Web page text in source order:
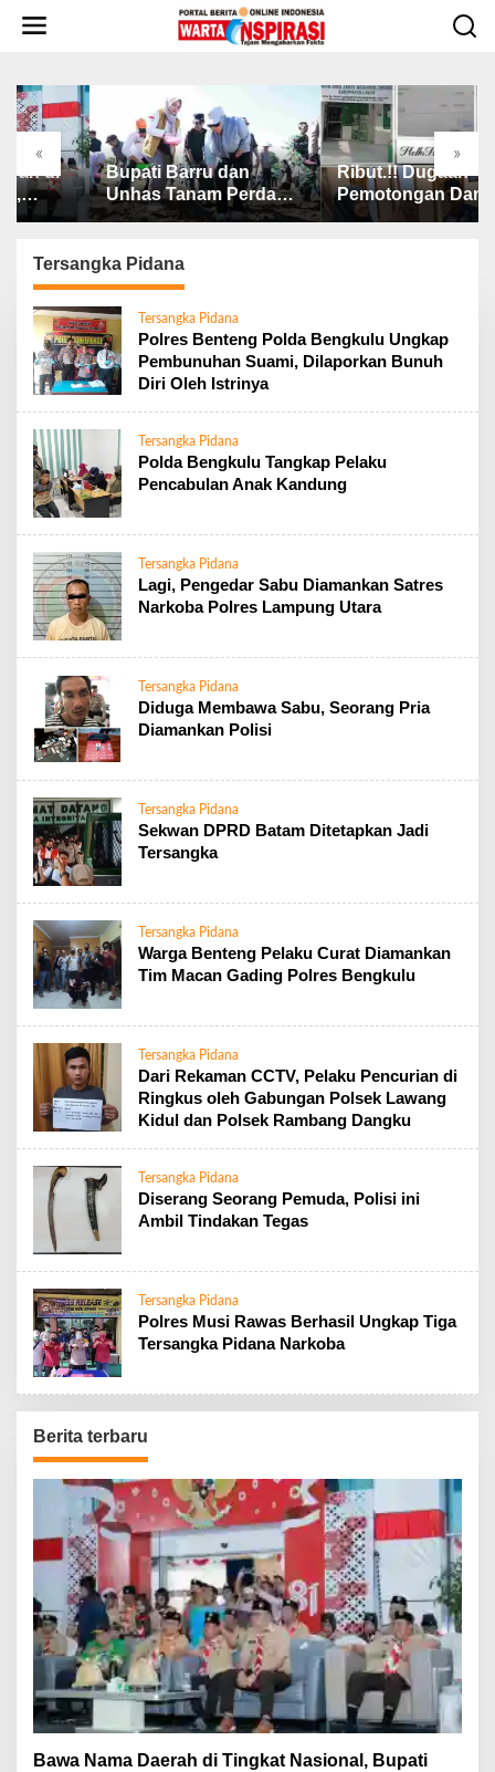
« »
Barru dan
Tanam Perdana
JJUH, Perkuat
Petani
Ribut.!! Dugaan
Pemotongan Dana
BAZNAS, Ini
Tersangka Pidana
Tersangka Pidana
Polres Benteng Polda Bengkulu Ungkap
Pembunuhan Suami, Dilaporkan Bunuh
Diri Oleh Istrinya
Tersangka Pidana
Polda Bengkulu Tangkap Pelaku
Pencabulan Anak Kandung
Tersangka Pidana
Lagi, Pengedar Sabu Diamankan Satres
Narkoba Polres Lampung Utara
Tersangka Pidana
Diduga Membawa Sabu, Seorang Pria
Diamankan Polisi
Tersangka Pidana
Sekwan DPRD Batam Ditetapkan Jadi
Tersangka
Tersangka Pidana
Warga Benteng Pelaku Curat Diamankan
Tim Macan Gading Polres Bengkulu
Tersangka Pidana
Dari Rekaman CCTV, Pelaku Pencurian di
Ringkus oleh Gabungan Polsek Lawang
Kidul dan Polsek Rambang Dangku
Tersangka Pidana
Diserang Seorang Pemuda, Polisi ini
Ambil Tindakan Tegas
Tersangka Pidana
Polres Musi Rawas Berhasil Ungkap Tiga
Tersangka Pidana Narkoba
Berita terbaru
Bawa Nama Daerah di Tingkat Nasional, Bupati